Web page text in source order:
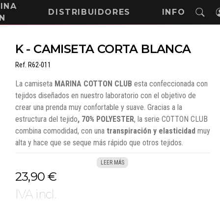
DISTRIBUIDORES INFO
K - CAMISETA CORTA BLANCA
Ref. R62-011
La camiseta MARINA COTTON CLUB esta confeccionada con
tejidos diseñados en nuestro laboratorio con el objetivo de
crear una prenda muy confortable y suave. Gracias a la
estructura del tejido, 70% POLYESTER, la serie COTTON CLUB
combina comodidad, con una transpiración y elasticidadmuy
alta y hace que se seque más rápido que otros tejidos.
Gracias a su composición de tejido COOLMAX ACTIVE,
aumenta la capacidad de
piel seca del piloto proporcionando comodidad en las
elevadas temperaturas del ambiente, combinando así un alto
LEER MÁS
23,90 €
IVA incl.